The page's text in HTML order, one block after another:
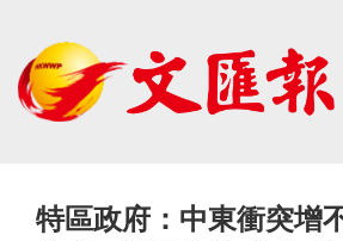
特區政府：中東衝突增